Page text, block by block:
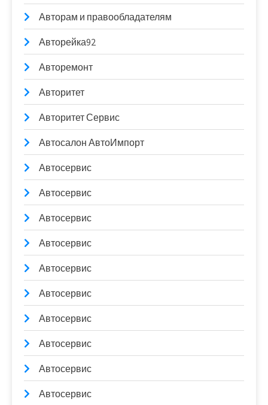
Авторам и правообладателям
Авторейка92
Авторемонт
Авторитет
Авторитет Сервис
Автосалон АвтоИмпорт
Автосервис
Автосервис
Автосервис
Автосервис
Автосервис
Автосервис
Автосервис
Автосервис
Автосервис
Автосервис